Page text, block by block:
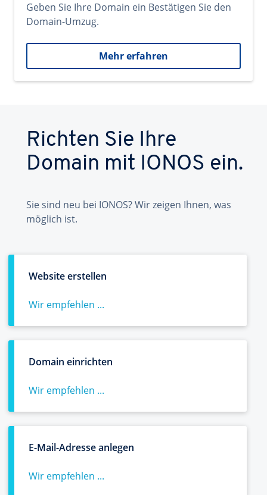
Geben Sie Ihre Domain ein Bestätigen Sie den
Domain-Umzug.
Mehr erfahren
Richten Sie Ihre
Domain mit IONOS ein.
Sie sind neu bei IONOS? Wir zeigen Ihnen, was
möglich ist.
Website erstellen
Wir empfehlen ...
Domain einrichten
Wir empfehlen ...
E-Mail-Adresse anlegen
Wir empfehlen ...